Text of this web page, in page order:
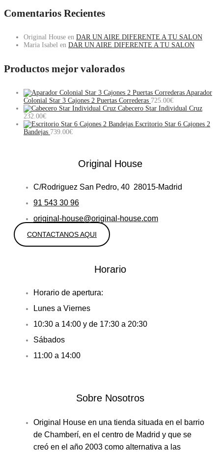
Comentarios Recientes
Original House en DAR UN AIRE DIFERENTE A TU SALON
Maria Isabel en DAR UN AIRE DIFERENTE A TU SALON
Productos mejor valorados
Aparador
Colonial Star 3 Cajones 2 Puertas Correderas 725.00€
Cabecero Star Individual Cruz
232.00€
Escritorio Star 6 Cajones 2
Bandejas 739.00€
Original House
C/Rodriguez San Pedro, 40 28015-Madrid
91 543 30 96
original-house@original-house.com
CONTACTANOS AQUI
Horario
Horario de apertura:
Lunes a Viernes
10:30 a 14:00 y de 17:30 a 20:30
Sábados
11:00 a 14:00
Sobre Nosotros
Original House en una tienda situada en el barrio
de Chamberí, en el centro de Madrid y que se
creó en el año 2003 como alternativa a las